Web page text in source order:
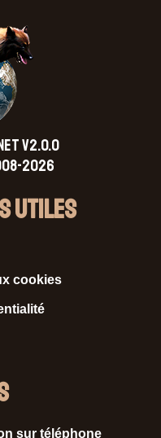
V2.0.0
2026
Utiles
cookies
sur téléphone